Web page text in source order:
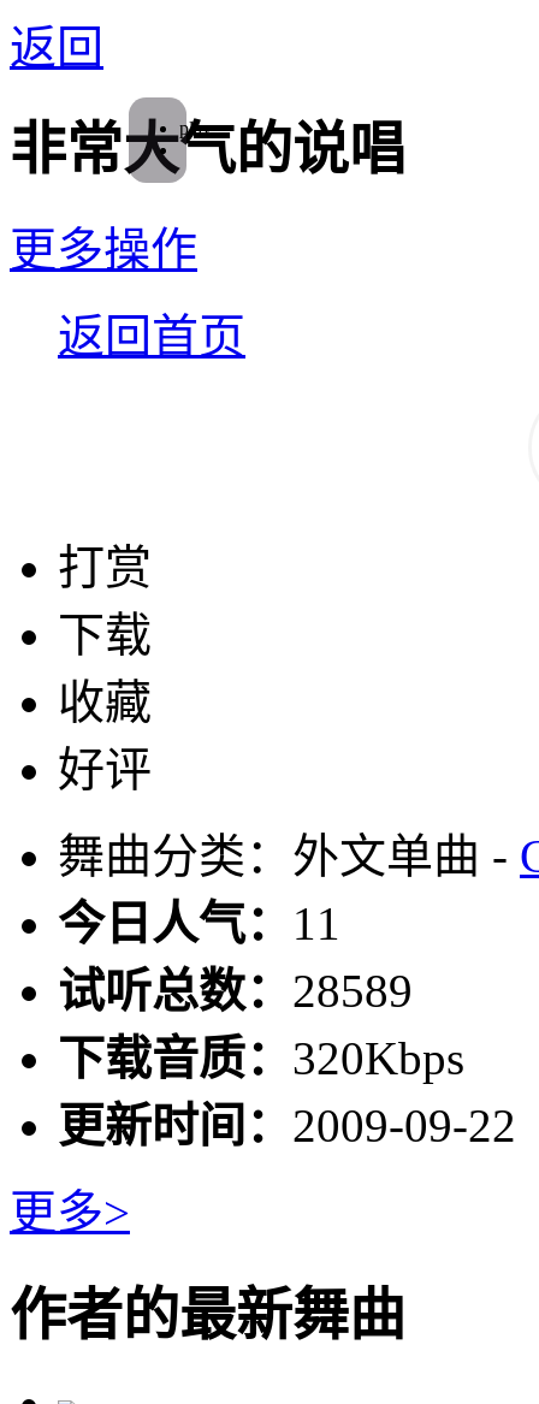
返回
非常大气的说唱
更多操作
返回首页
打赏
下载
收藏
好评
舞曲分类：外文单曲 -
今日人气： 11
试听总数： 28589
下载音质： 320Kbps
更新时间： 2009-09-22
更多>
作者的最新舞曲
play